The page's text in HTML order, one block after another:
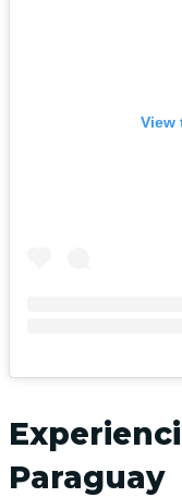
View
Paraguay